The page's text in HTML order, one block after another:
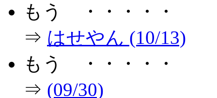
もう ・・・・・
⇒ はせやん (10/13)
もう ・・・・・
⇒ (09/30)